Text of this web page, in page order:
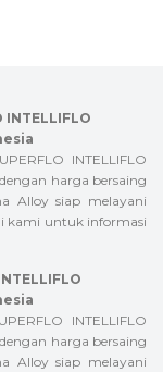
INTELLIFLO
INTELLIFLO
harga bersaing
Alloy siap melayani
kami untuk informasi
INTELLIFLO
harga bersaing
Alloy siap melayani